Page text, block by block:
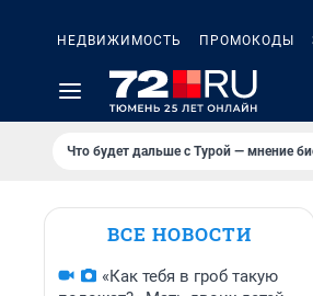
НЕДВИЖИМОСТЬ ПРОМОКОДЫ
Что будет дальше с Турой — мнение
ВСЕ НОВОСТИ
«Как тебя в гроб такую